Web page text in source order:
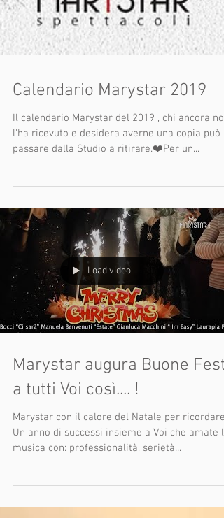
Calendario Marystar 2019
Il calendario Marystar del 2019 , chi ancora non
l'ha ricevuto e desidera averne una copia può
passare dalla Studio a ritirare.❤️Per un...
Load video
a tutti Voi così.... !